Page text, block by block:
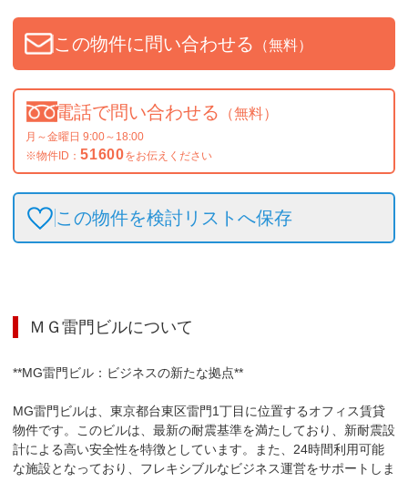
この物件に問い合わせる （無料）
電話で問い合わせる （無料）
月～金曜日 9:00～18:00
※物件ID： 51600をお伝えください
この物件を検討リストへ保存
ＭＧ雷門ビルについて
**MG雷門ビル：ビジネスの新たな拠点**
MG雷門ビルは、東京都台東区雷門1丁目に位置するオフィス賃貸
物件です。このビルは、最新の耐震基準を満たしており、新耐震設
計による高い安全性を特徴としています。また、24時間利用可能
な施設となっており、フレキシブルなビジネス運営をサポートしま